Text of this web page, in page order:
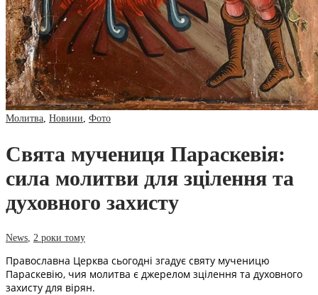
Молитва Новини Фото
Свята мучениця Параскевія:
сила молитви для зцілення та
духовного захисту
News 2 роки тому
Православна Церква сьогодні згадує святу мученицю
Параскевію, чия молитва є джерелом зцілення та духовного
захисту для вірян.